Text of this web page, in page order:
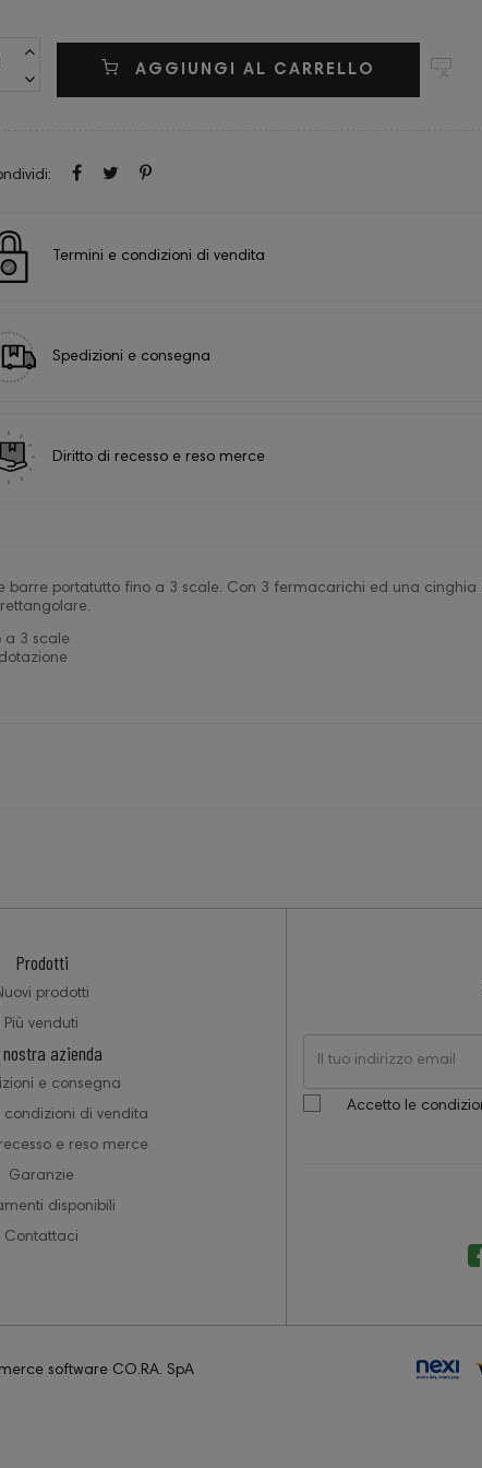
AGGIUNGI AL CARRELLO
Termini e condizioni di vendita
Spedizioni e consegna
Diritto di recesso e reso merce
barre portatutto fino a 3 scale. Con 3 fermacarichi ed una cinghia
a 3 scale
Prodotti
prodotti
Più venduti
azienda
e consegna
condizioni di vendita
e reso merce
Garanzie
disponibili
Contattaci
Accetto le
software CO.RA. SpA